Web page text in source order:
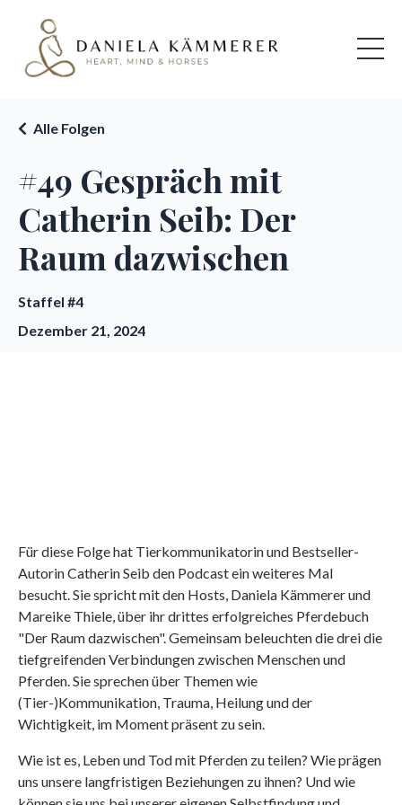
#49 Gespräch mit
Catherin Seib: Der
Raum dazwischen
Alle Folgen
Staffel #4
Dezember 21, 2024
Für diese Folge hat Tierkommunikatorin und Bestseller-
Autorin Catherin Seib den Podcast ein weiteres Mal
besucht. Sie spricht mit den Hosts, Daniela Kämmerer und
Mareike Thiele, über ihr drittes erfolgreiches Pferdebuch
"Der Raum dazwischen". Gemeinsam beleuchten die drei die
tiefgreifenden Verbindungen zwischen Menschen und
Pferden. Sie sprechen über Themen wie
(Tier-)Kommunikation, Trauma, Heilung und der
Wichtigkeit, im Moment präsent zu sein.
Wie ist es, Leben und Tod mit Pferden zu teilen? Wie prägen
uns unsere langfristigen Beziehungen zu ihnen? Und wie